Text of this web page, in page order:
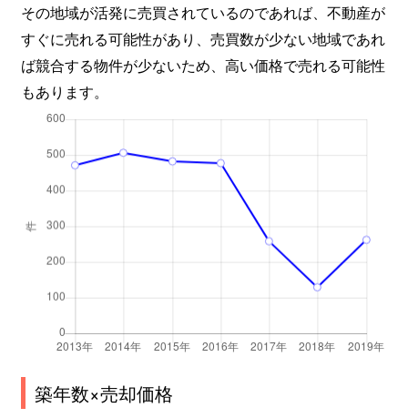
その地域が活発に売買されているのであれば、不動産が
すぐに売れる可能性があり、売買数が少ない地域であれ
ば競合する物件が少ないため、高い価格で売れる可能性
もあります。
築年数×売却価格